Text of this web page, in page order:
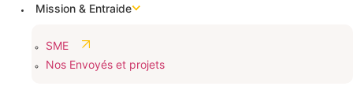
Mission & Entraide
SME
Nos Envoyés et projets